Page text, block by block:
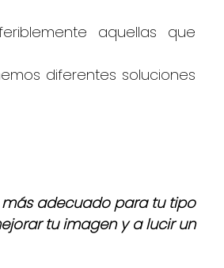
aquellas que
diferentes soluciones
adecuado para tu tipo
tu imagen y a lucir un